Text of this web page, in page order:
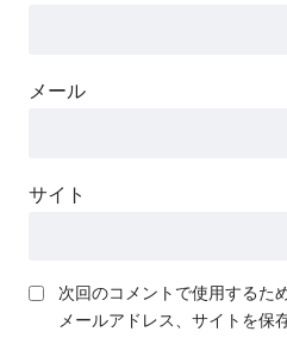
メール
サイト
次回のコメントで使用するた
メールアドレス、サイトを保